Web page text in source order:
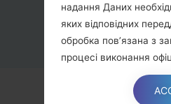
надання Даних
яких відповідних
обробка пов’язана з
процесі виконання
обробка необхідна